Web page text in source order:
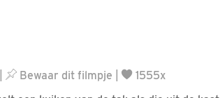
Bewaar dit filmpje
1555x